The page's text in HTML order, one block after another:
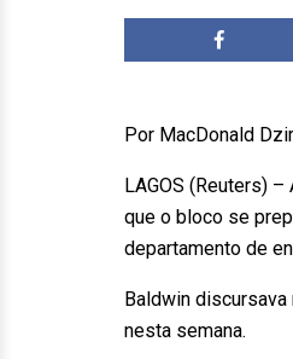
Por MacDonald
LAGOS (Reuters)
que o bloco se
departamento de
Baldwin
nesta semana.